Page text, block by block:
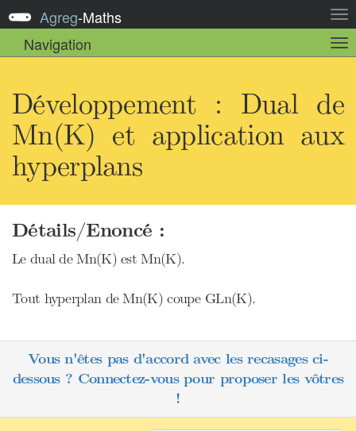
la
Agreg-Maths
Navigation
la
Développement : Dual de
Mn(K) et application aux
hyperplans
Détails/Enoncé :
Le dual de Mn(K) est Mn(K).
Tout hyperplan de Mn(K) coupe GLn(K).
Vous n'êtes pas d'accord avec les recasages ci-
dessous ? Connectez-vous pour proposer les vôtres
!